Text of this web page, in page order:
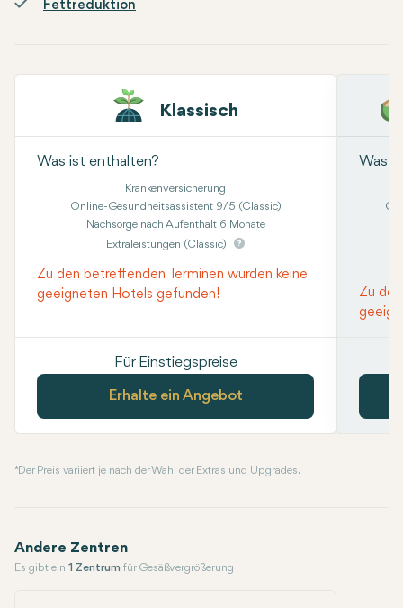
Fettreduktion
Klassisch
Was ist enthalten?
Krankenversicherung
Online-Gesundheitsassistent 9/5 (Classic)
Nachsorge nach Aufenthalt 6 Monate
Extraleistungen (Classic)
Zu den betreffenden Terminen wurden keine
geeigneten Hotels gefunden!
Für Einstiegspreise
Erhalte ein Angebot
Was
Zu
* Der Preis variiert je nach der Wahl der Extras und Upgrades.
Andere Zentren
Es gibt ein 1 Zentrum für Gesäßvergrößerung